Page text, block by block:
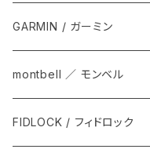
GARMIN / ガーミン
montbell ／ モンベル
FIDLOCK / フィドロック